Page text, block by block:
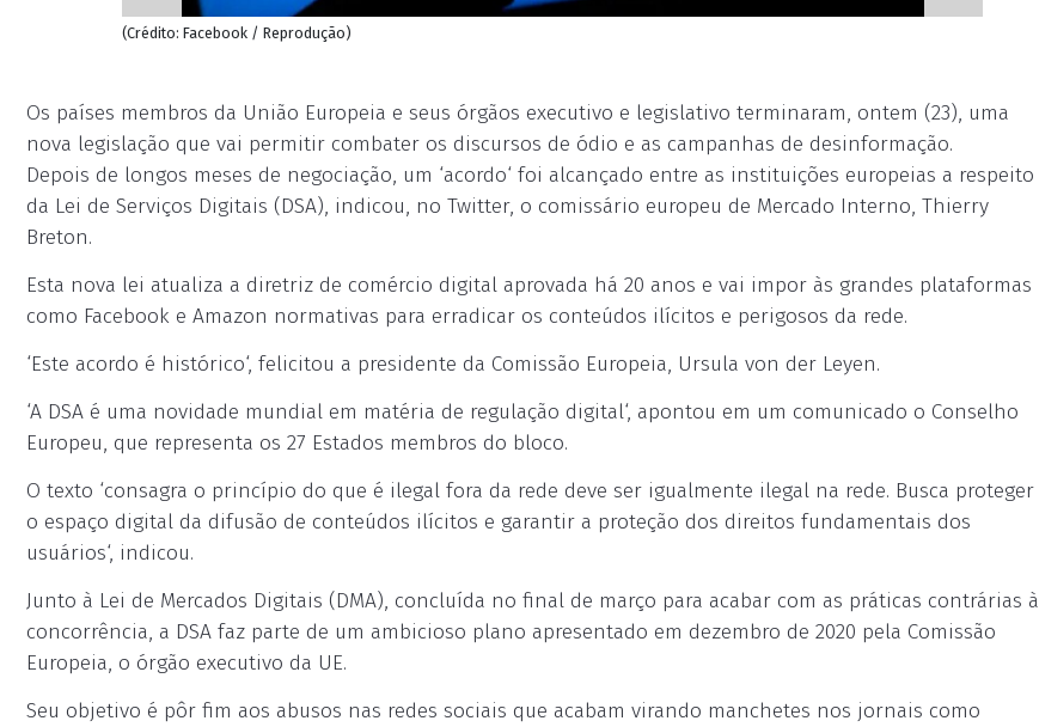
(Crédito: Facebook / Reprodução)
Os países membros da União Europeia e seus órgãos executivo e legislativo terminaram, ontem (23), uma
nova legislação que vai permitir combater os discursos de ódio e as campanhas de desinformação.
Depois de longos meses de negociação, um ‘acordo‘ foi alcançado entre as instituições europeias a respeito
da Lei de Serviços Digitais (DSA), indicou, no Twitter, o comissário europeu de Mercado Interno, Thierry
Breton.
Esta nova lei atualiza a diretriz de comércio digital aprovada há 20 anos e vai impor às grandes plataformas
como Facebook e Amazon normativas para erradicar os conteúdos ilícitos e perigosos da rede.
‘Este acordo é histórico‘, felicitou a presidente da Comissão Europeia, Ursula von der Leyen.
‘A DSA é uma novidade mundial em matéria de regulação digital‘, apontou em um comunicado o Conselho
Europeu, que representa os 27 Estados membros do bloco.
O texto ‘consagra o princípio do que é ilegal fora da rede deve ser igualmente ilegal na rede. Busca proteger
o espaço digital da difusão de conteúdos ilícitos e garantir a proteção dos direitos fundamentais dos
usuários‘, indicou.
Junto à Lei de Mercados Digitais (DMA), concluída no final de março para acabar com as práticas contrárias à
concorrência, a DSA faz parte de um ambicioso plano apresentado em dezembro de 2020 pela Comissão
Europeia, o órgão executivo da UE.
Seu objetivo é pôr fim aos abusos nas redes sociais que acabam virando manchetes nos jornais como